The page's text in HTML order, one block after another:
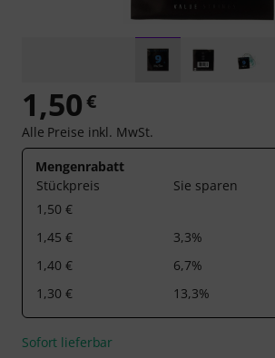
1,50€
Alle Preise inkl. MwSt.
Mengenrabatt
Stückpreis
Sie sparen
1,50 €
1,45 €
3,3%
1,40 €
6,7%
1,30 €
13,3%
Sofort lieferbar